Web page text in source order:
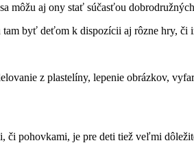
môžu aj ony stať súčasťou
byť deťom k dispozícii aj rôzne hry, či
z plastelíny, lepenie obrázkov,
či pohovkami, je pre deti tiež veľmi